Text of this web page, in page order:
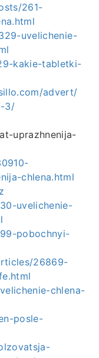
261-
uvelichenie-
kakie-tabletki-
advert/
3/
uprazhnenija-
chlena.html
uvelichenie-
pobochnyi-
26869-
chlena-
posle-